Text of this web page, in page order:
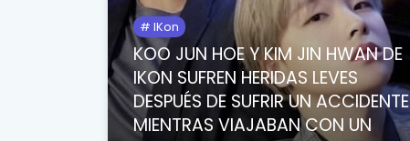
IKon
KOO JUN HOE Y KIM JIN HWAN DE
IKON SUFREN HERIDAS LEVES
DESPUÉS DE SUFRIR UN ACCIDENTE
MIENTRAS VIAJABAN CON UN